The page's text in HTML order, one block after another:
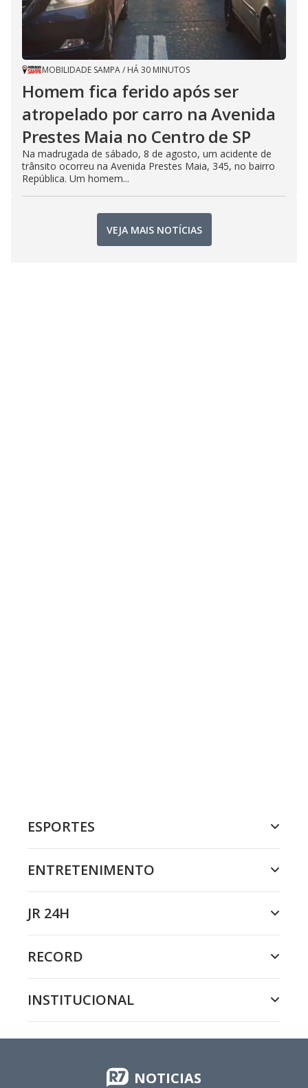
MOBILIDADE SAMPA/ HÁ 30 MINUTOS
Homem fica ferido após ser
atropelado por carro na Avenida
Prestes Maia no Centro de SP
Na madrugada de sábado, 8 de agosto, um acidente de
trânsito ocorreu na Avenida Prestes Maia, 345, no bairro
República. Um homem...
VEJA MAIS NOTÍCIAS
ESPORTES
ENTRETENIMENTO
JR 24H
RECORD
INSTITUCIONAL
NOTICIAS